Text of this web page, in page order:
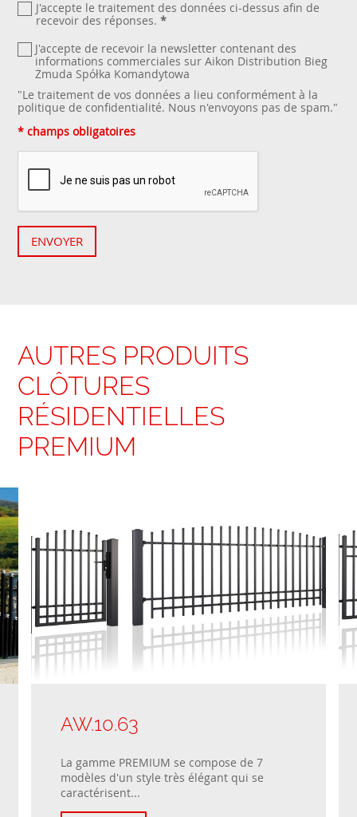
J'accepte le traitement des données ci-dessus afin de
recevoir des réponses. *
J'accepte de recevoir la newsletter contenant des
informations commerciales sur Aikon Distribution Bieg
Żmuda Spółka Komandytowa
"Le traitement de vos données a lieu conformément à la
politique de confidentialité. Nous n'envoyons pas de spam."
* champs obligatoires
ENVOYER
AUTRES PRODUITS
CLÔTURES
RÉSIDENTIELLES
PREMIUM
AW.10.63
La gamme PREMIUM se compose de 7
modèles d'un style très élégant qui se
caractérisent...